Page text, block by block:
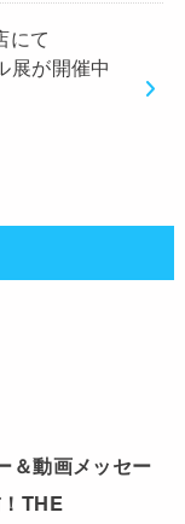
にて
展が開催中
＆動画メッセー
THE